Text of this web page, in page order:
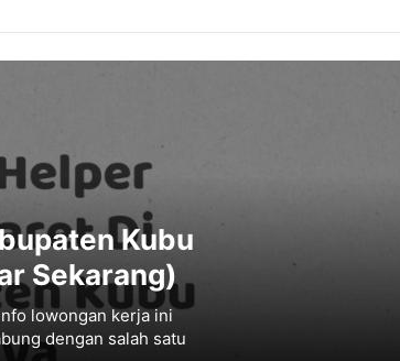
Kubu
Sekarang)
lowongan kerja ini
dengan salah satu